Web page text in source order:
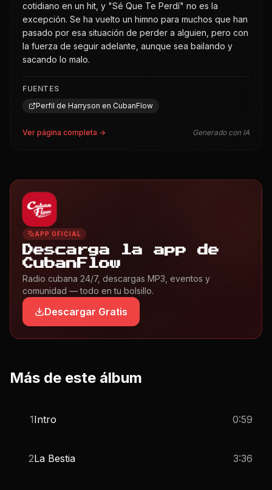
cotidiano en un hit, y "Sé Que Te Perdí" no es la
excepción. Se ha vuelto un himno para muchos que han
pasado por esa situación de perder a alguien, pero con
la fuerza de seguir adelante, aunque sea bailando y
sacando lo malo.
FUENTES
Perfil de Harryson en CubanFlow
Ver página completa → Generado con IA
APP OFICIAL
Descarga la app de
CubanFlow
Radio cubana 24/7, descargas MP3, eventos y
comunidad — todo en tu bolsillo.
Descargar Gratis
Más de este álbum
1Intro 0:59
2La Bestia 3:36